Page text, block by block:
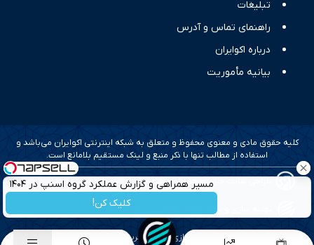
مسیر همراهی و گزارش عملکرد گروه اسنپ در ۱۴۰۴
کلیک کن!
تبلیغات
راهنمای تماس و آدرس
درباره اکوایران
بیانیه مأموریت
کلیه حقوق مادی و معنوی محفوظ و متعلق به شبکه اینترنتی اکوایران می‌باشد و
استفاده از مطالب تنها با ذکر منبع و لینک مستقیم بلامانع است.
طراحی سایت خبری و خبرگزاری آسام
بهینه سازی و سئو؛ گروه رسانه ای دنیای اقتصاد
طراحی گرافیک و پیاده سازی؛ برآیند تجربه